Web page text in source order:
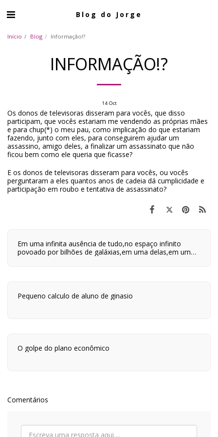
Blog do Jorge
Início Blog Informação!?
INFORMAÇÃO!?
14 Oct
Os donos de televisoras disseram para vocês, que disso
participam, que vocês estariam me vendendo as próprias mães
e para chup(*) o meu pau, como implicação do que estariam
fazendo, junto com eles, para conseguirem ajudar um
assassino, amigo deles, a finalizar um assassinato que não
ficou bem como ele queria que ficasse?
E os donos de televisoras disseram para vocês, ou vocês
perguntaram a eles quantos anos de cadeia dá cumplicidade e
participação em roubo e tentativa de assassinato?
Em uma infinita ausência de tudo,no espaço infinito
povoado por bilhões de galáxias,em uma delas,em um
Pequeno calculo de aluno de ginasio
O golpe do plano econômico
Comentários